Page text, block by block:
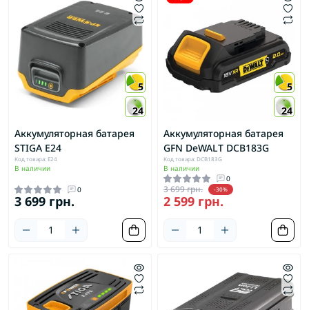
5
24
Аккумуляторная батарея
STIGA E24
Код товара: E24
В наличии
0
3 699 грн.
5
24
Аккумуляторная батарея
GFN DeWALT DCB183G
Код товара: DCB183G
В наличии
0
3 699 грн. -30%
2 599 грн.